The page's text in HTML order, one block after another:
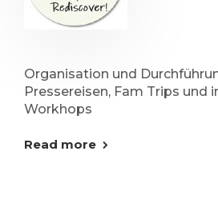
Organisation und
Pressereisen, Fam Trips und
Workhops
Read more